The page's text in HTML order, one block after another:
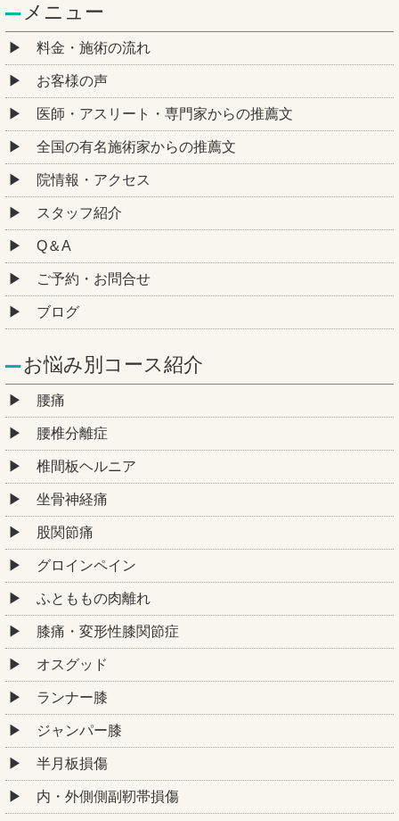
メニュー
料金・施術の流れ
お客様の声
医師・アスリート・専門家からの推薦文
全国の有名施術家からの推薦文
院情報・アクセス
スタッフ紹介
Q＆A
ご予約・お問合せ
ブログ
お悩み別コース紹介
腰痛
腰椎分離症
椎間板ヘルニア
坐骨神経痛
股関節痛
グロインペイン
ふとももの肉離れ
膝痛・変形性膝関節症
オスグッド
ランナー膝
ジャンパー膝
半月板損傷
内・外側側副靭帯損傷